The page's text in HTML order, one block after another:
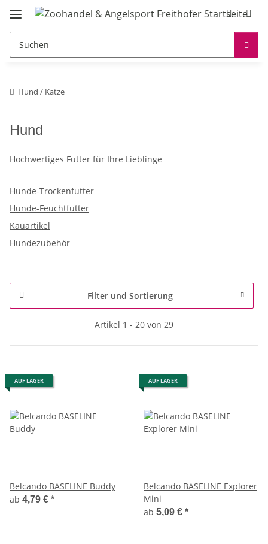
Hund / Katze
Hund
Hochwertiges Futter für Ihre Lieblinge
Hunde-Trockenfutter
Hunde-Feuchtfutter
Kauartikel
Hundezubehör
Filter und Sortierung
Artikel 1 - 20 von 29
AUF LAGER
Belcando BASELINE Buddy
ab 4,79 € *
AUF LAGER
Belcando BASELINE Explorer
Mini
ab 5,09 € *